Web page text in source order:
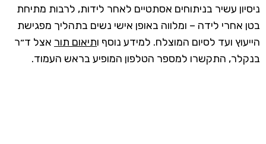
ניסיון עשיר בניתוחים אסתטיים לאחר לידות, לרבות מתיחת
בטן אחרי לידה – ומלווה באופן אישי נשים בתהליך מפגישת
הייעוץ ועד לסיום המוצלח. למידע נוסף ותיאום תור אצל ד״ר
בנקלר, התקשרו למספר הטלפון המופיע בראש העמוד.